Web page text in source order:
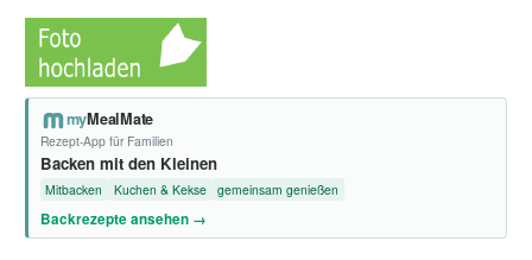
myMealMate
Rezept-App für Familien
Backen mit den Kleinen
Mitbacken Kuchen & Kekse gemeinsam genießen
Backrezepte ansehen →